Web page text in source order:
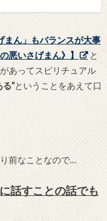
まん」もバランスが大事
悪いさげまん》】
と
あってスピリチュアル
”ということをあえて口
前なことなので…
話すことの話でも